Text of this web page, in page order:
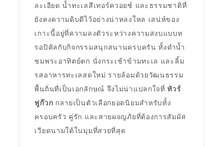
ละเอียด น้ำทะเลสีเทอร์ควอยซ์ และธรรมชาติที่
ยังคงความดิบดีไว้อย่างน่าหลงใหล เสน่ห์ของ
เกาะนี้อยู่ที่ความลงตัวระหว่างความสงบแบบท
รอปิคัลกับกิจกรรมสนุกสนานครบครัน ทั้งดำน้ำ
ชมพระอาทิตย์ตก นั่งกระเช้าข้ามทะเล และลิ้ม
รสอาหารทะเลสดใหม่ รายล้อมด้วยวัฒนธรรม
พื้นถิ่นที่เป็นเอกลักษณ์ จึงไม่น่าแปลกใจที่ทัวร์
ฟูก๊วก กลายเป็นตัวเลือกยอดนิยมสำหรับทั้ง
ครอบครัว คู่รัก และสายผจญภัยที่ต้องการสัมผัส
เวียดนามใต้ในมุมที่สวยที่สุด